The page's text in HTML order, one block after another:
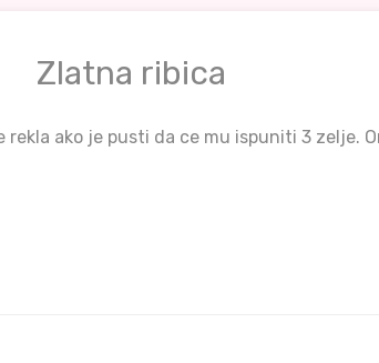
Zlatna ribica
ako je pusti da ce mu ispuniti 3 zelje.